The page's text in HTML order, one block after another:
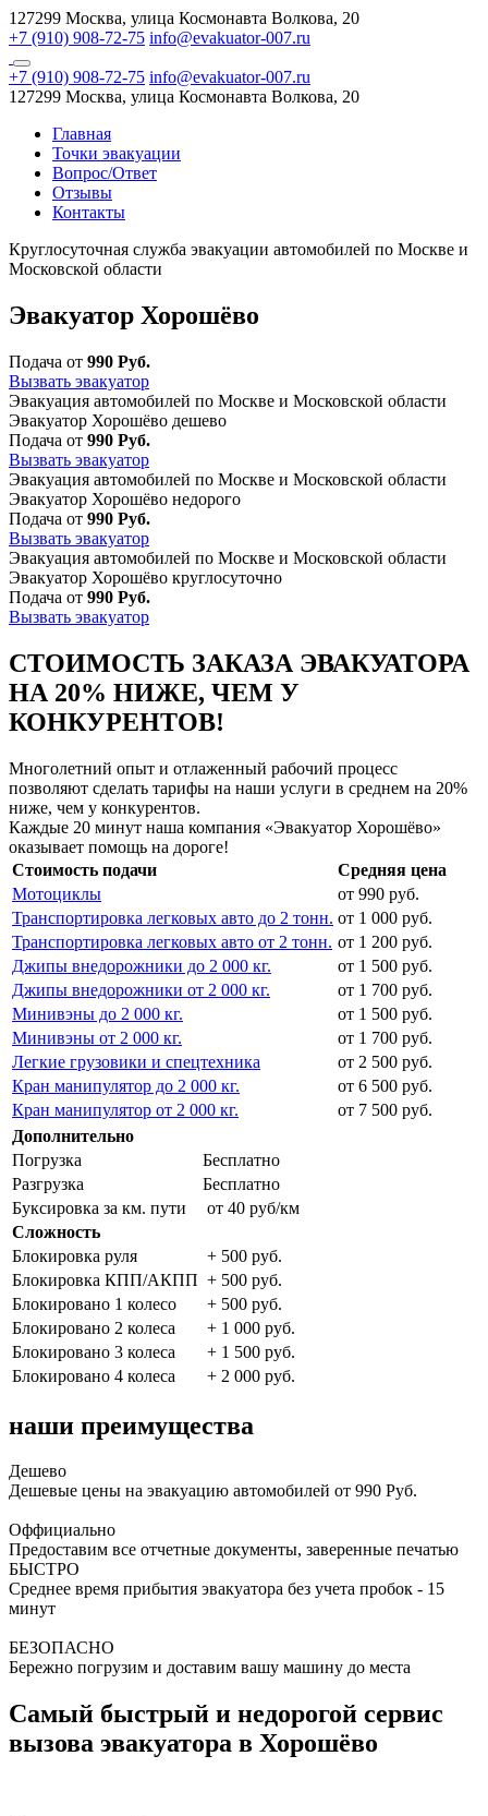
127299 Москва, улица Космонавта Волкова, 20
+7 (910) 908-72-75 info@evakuator-007.ru
+7 (910) 908-72-75 info@evakuator-007.ru
127299 Москва, улица Космонавта Волкова, 20
Главная
Точки эвакуации
Вопрос/Ответ
Отзывы
Контакты
Круглосуточная служба эвакуации автомобилей по Москве и
Московской области
Эвакуатор Хорошёво
Подача от 990 Руб.
Вызвать эвакуатор
Эвакуация автомобилей по Москве и Московской области
Эвакуатор Хорошёво дешево
Подача от 990 Руб.
Вызвать эвакуатор
Эвакуация автомобилей по Москве и Московской области
Эвакуатор Хорошёво недорого
Подача от 990 Руб.
Вызвать эвакуатор
Эвакуация автомобилей по Москве и Московской области
Эвакуатор Хорошёво круглосуточно
Подача от 990 Руб.
Вызвать эвакуатор
СТОИМОСТЬ ЗАКАЗА ЭВАКУАТОРА
НА 20% НИЖЕ, ЧЕМ У
КОНКУРЕНТОВ!
Многолетний опыт и отлаженный рабочий процесс
позволяют сделать тарифы на наши услуги в среднем на 20%
ниже, чем у конкурентов.
Каждые 20 минут наша компания «Эвакуатор Хорошёво»
оказывает помощь на дороге!
Стоимость подачи
Средняя цена
Мотоциклы
от 990 руб.
Транспортировка легковых авто до 2 тонн. от 1 000 руб.
Транспортировка легковых авто от 2 тонн. от 1 200 руб.
Джипы внедорожники до 2 000 кг.
от 1 500 руб.
Джипы внедорожники от 2 000 кг.
от 1 700 руб.
Минивэны до 2 000 кг.
от 1 500 руб.
Минивэны от 2 000 кг.
от 1 700 руб.
Легкие грузовики и спецтехника
от 2 500 руб.
Кран манипулятор до 2 000 кг.
от 6 500 руб.
Кран манипулятор от 2 000 кг.
от 7 500 руб.
Дополнительно
Погрузка
Бесплатно
Разгрузка
Бесплатно
Буксировка за км. пути
от 40 руб/км
Сложность
Блокировка руля
+ 500 руб.
Блокировка КПП/АКПП + 500 руб.
Блокировано 1 колесо
+ 500 руб.
Блокировано 2 колеса
+ 1 000 руб.
Блокировано 3 колеса
+ 1 500 руб.
Блокировано 4 колеса
+ 2 000 руб.
наши преимущества
Дешево
Дешевые цены на эвакуацию автомобилей от 990 Руб.
Оффициально
Предоставим все отчетные документы, заверенные печатью
БЫСТРО
Среднее время прибытия эвакуатора без учета пробок - 15
минут
БЕЗОПАСНО
Бережно погрузим и доставим вашу машину до места
Самый быстрый и недорогой сервис
вызова эвакуатора в Хорошёво